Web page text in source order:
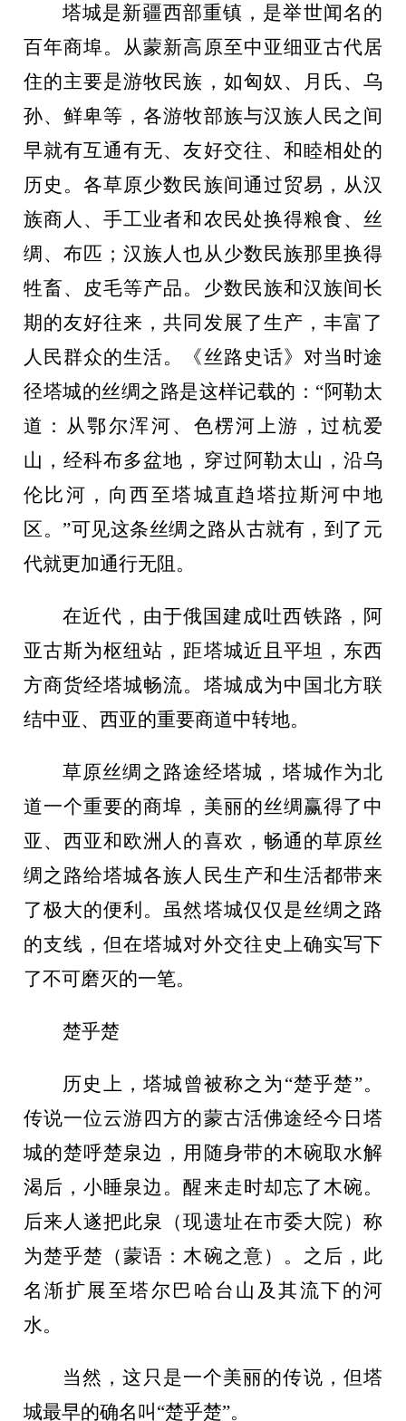
塔城是新疆西部重镇，是举世闻名的
百年商埠。从蒙新高原至中亚细亚古代居
住的主要是游牧民族，如匈奴、月氏、乌
孙、鲜卑等，各游牧部族与汉族人民之间
早就有互通有无、友好交往、和睦相处的
历史。各草原少数民族间通过贸易，从汉
族商人、手工业者和农民处换得粮食、丝
绸、布匹；汉族人也从少数民族那里换得
牲畜、皮毛等产品。少数民族和汉族间长
期的友好往来，共同发展了生产，丰富了
人民群众的生活。《丝路史话》对当时途
径塔城的丝绸之路是这样记载的： “阿勒太
道：从鄂尔浑河、色楞河上游，过杭爱
山，经科布多盆地，穿过阿勒太山，沿乌
伦比河，向西至塔城直趋塔拉斯河中地
区。”可见这条丝绸之路从古就有，到了元
代就更加通行无阻。
在近代，由于俄国建成吐西铁路，阿
亚古斯为枢纽站，距塔城近且平坦，东西
方商货经塔城畅流。塔城成为中国北方联
结中亚、西亚的重要商道中转地。
草原丝绸之路途经塔城，塔城作为北
道一个重要的商埠，美丽的丝绸赢得了中
亚、西亚和欧洲人的喜欢，畅通的草原丝
绸之路给塔城各族人民生产和生活都带来
了极大的便利。虽然塔城仅仅是丝绸之路
的支线，但在塔城对外交往史上确实写下
了不可磨灭的一笔。
楚乎楚
历史上，塔城曾被称之为 “楚乎楚”。
传说一位云游四方的蒙古活佛途经今日塔
城的楚呼楚泉边，用随身带的木碗取水解
渴后，小睡泉边。醒来走时却忘了木碗。
后来人遂把此泉（现遗址在市委大院）称
为楚乎楚（蒙语：木碗之意）。之后，此
名渐扩展至塔尔巴哈台山及其流下的河
水。
当然，这只是一个美丽的传说，但塔
城最早的确名叫 “楚乎楚”。